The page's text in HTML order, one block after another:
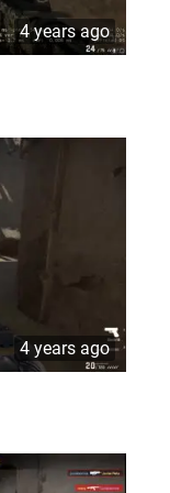
4 years ago
4 years ago